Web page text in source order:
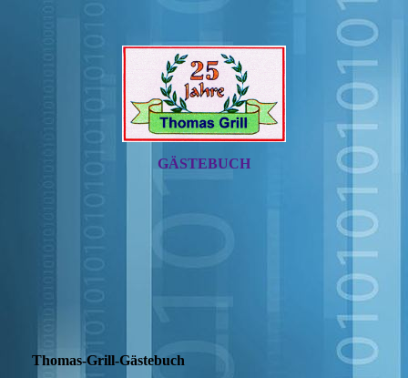
GÄSTEBUCH
Thomas-Grill-Gästebuch